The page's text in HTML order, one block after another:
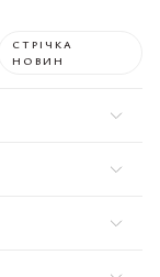
СТРІЧКА
НОВИН